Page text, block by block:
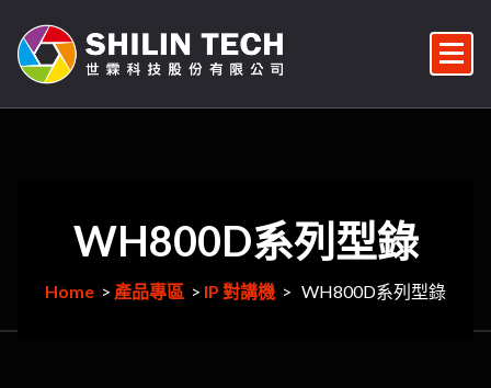
content
WH800D系列型錄
Home > 產品專區 > IP 對講機 > WH800D系列型錄